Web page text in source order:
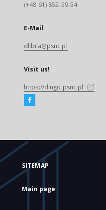
(+48 61) 852-59-54
E-Mail
dlibra@psnc.pl
Visit us!
https://dingo.psnc.pl
SITEMAP
Main page